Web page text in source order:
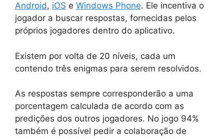
Android, iOS e Windows Phone. Ele incentiva o
jogador a buscar respostas, fornecidas pelos
próprios jogadores dentro do aplicativo.
Existem por volta de 20 níveis, cada um
contendo três enigmas para serem resolvidos.
As respostas sempre corresponderão a uma
porcentagem calculada de acordo com as
predições dos outros jogadores. No jogo 94%
também é possível pedir a colaboração de